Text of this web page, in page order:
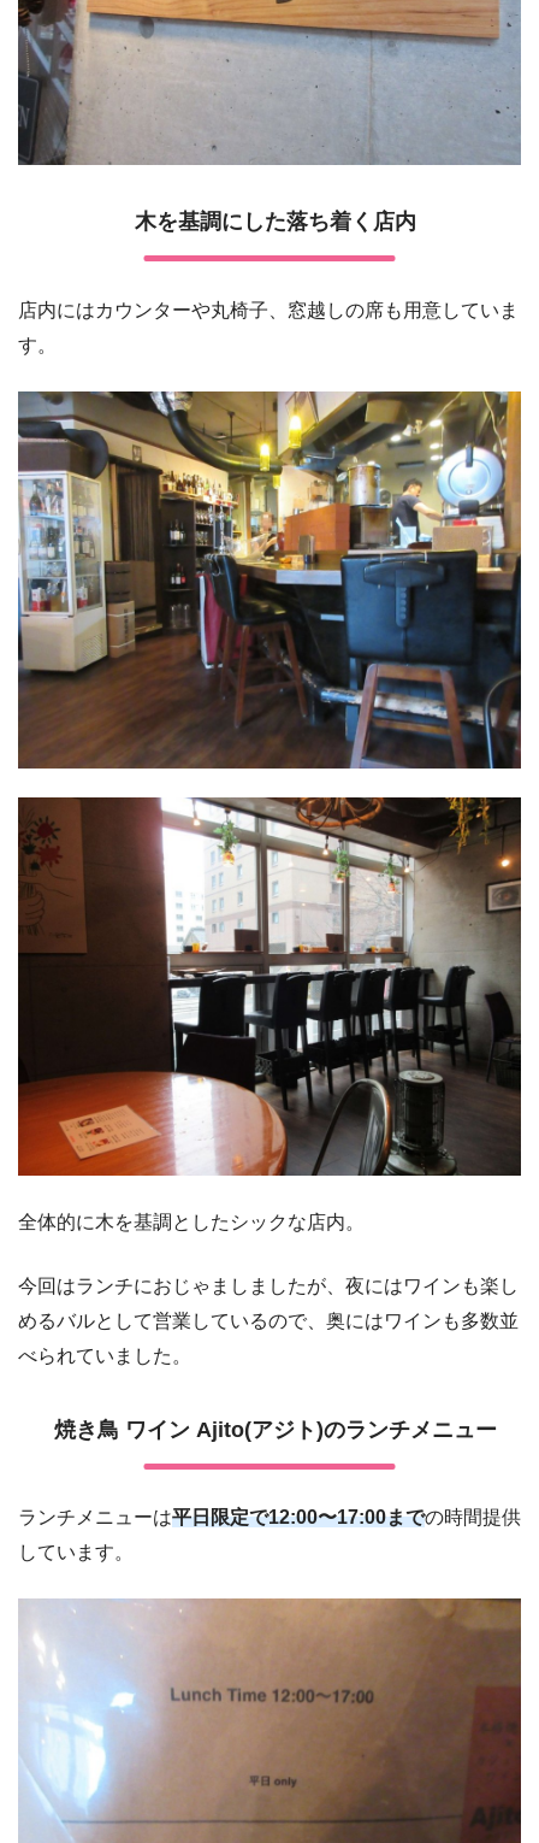
木を基調にした落ち着く店内
店内にはカウンターや丸椅子、窓越しの席も用意していま
す。
全体的に木を基調としたシックな店内。
今回はランチにおじゃましましたが、夜にはワインも楽し
めるバルとして営業しているので、奥にはワインも多数並
べられていました。
焼き鳥 ワイン Ajito(アジト)のランチメニュー
ランチメニューは平日限定で12:00〜17:00までの時間提供
しています。